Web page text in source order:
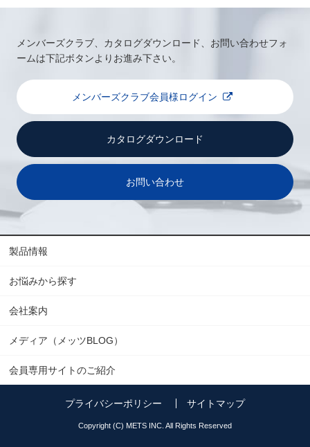
メンバーズクラブ、カタログダウンロード、お問い合わせフォ
ームは下記ボタンよりお進み下さい。
メンバーズクラブ会員様ログイン
カタログダウンロード
お問い合わせ
製品情報
お悩みから探す
会社案内
メディア（メッツBLOG）
会員専用サイトのご紹介
プライバシーポリシー サイトマップ
Copyright (C) METS INC. All Rights Reserved